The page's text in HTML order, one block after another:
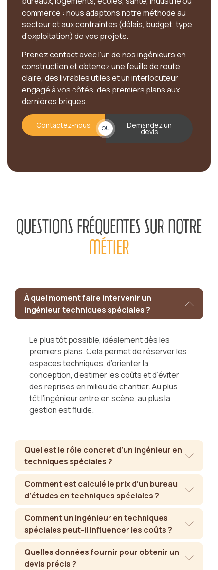
commerce : nous adaptons notre méthode au
secteur et aux contraintes (délais, budget, type
d’exploitation) de vos projets.
Prenez contact avec l’un de nos ingénieurs en
construction et obtenez une feuille de route
claire, des livrables utiles et un interlocuteur
engagé à vos côtés, des premiers plans aux
dernières briques.
Contactez-nous OU Demandez un
devis
QUESTIONS FRÉQUENTES SUR NOTRE
MÉTIER
À quel moment faire intervenir un
ingénieur techniques spéciales ?
Le plus tôt possible, idéalement dès les
premiers plans. Cela permet de réserver les
espaces techniques, d’orienter la
conception, d’estimer les coûts et d’éviter
des reprises en milieu de chantier. Au plus
tôt l’ingénieur entre en scène, au plus la
gestion est fluide.
Quel est le rôle concret d’un ingénieur en
techniques spéciales ?
Comment est calculé le prix d’un bureau
d’études en techniques spéciales ?
Comment un ingénieur en techniques
spéciales peut-il influencer les coûts ?
Quelles données fournir pour obtenir un
devis précis ?